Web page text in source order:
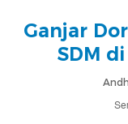
Ganjar
SDM